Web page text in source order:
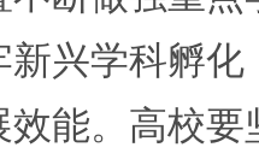
兴学科孵
能。高校